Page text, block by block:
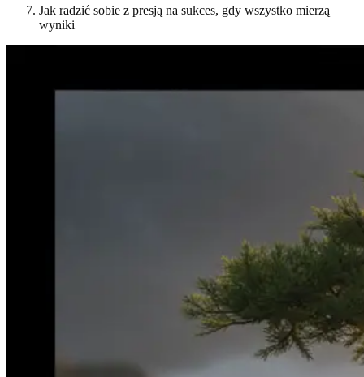
Jak radzić sobie z presją na sukces, gdy wszystko mierzą
wyniki